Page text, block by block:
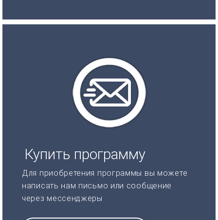
Купить программу
Для приобретения программы вы можете
написать нам письмо или сообщение
через мессенджеры